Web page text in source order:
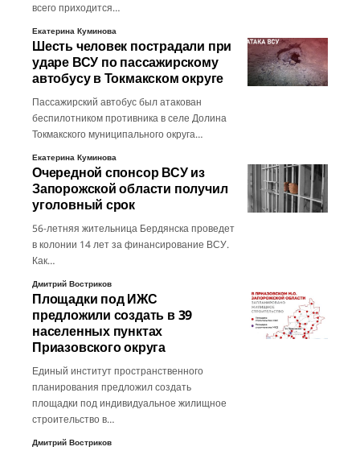
всего приходится…
Екатерина Куминова
Шесть человек пострадали при
ударе ВСУ по пассажирскому
автобусу в Токмакском округе
Пассажирский автобус был атакован
беспилотником противника в селе Долина
Токмакского муниципального округа…
Екатерина Куминова
Очередной спонсор ВСУ из
Запорожской области получил
уголовный срок
56-летняя жительница Бердянска проведет
в колонии 14 лет за финансирование ВСУ.
Как…
Дмитрий Востриков
Площадки под ИЖС
предложили создать в 39
населенных пунктах
Приазовского округа
Единый институт пространственного
планирования предложил создать
площадки под индивидуальное жилищное
строительство в…
Дмитрий Востриков